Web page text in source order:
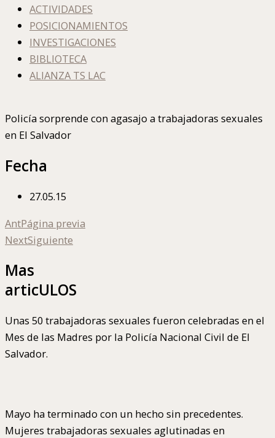
ACTIVIDADES
POSICIONAMIENTOS
INVESTIGACIONES
BIBLIOTECA
ALIANZA TS LAC
Policía sorprende con agasajo a trabajadoras sexuales
en El Salvador
Fecha
27.05.15
AntPágina previa
NextSiguiente
Mas
articULOS
Unas 50 trabajadoras sexuales fueron celebradas en el
Mes de las Madres por la Policía Nacional Civil de El
Salvador.
Mayo ha terminado con un hecho sin precedentes.
Mujeres trabajadoras sexuales aglutinadas en